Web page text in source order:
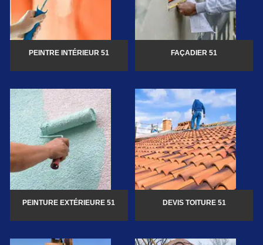
PEINTRE INTÉRIEUR 51 FAÇADIER 51
PEINTURE EXTÉRIEURE 51 DEVIS TOITURE 51